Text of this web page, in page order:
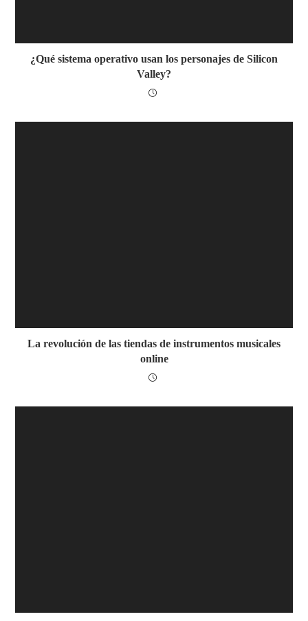
¿Qué sistema operativo usan los personajes de Silicon
Valley?
La revolución de las tiendas de instrumentos musicales
online